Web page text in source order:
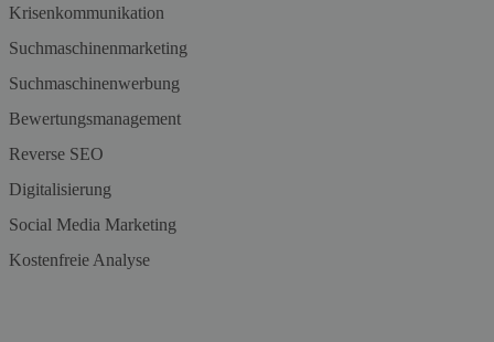
Krisenkommunikation
Suchmaschinenmarketing
Suchmaschinenwerbung
Bewertungsmanagement
Reverse SEO
Digitalisierung
Social Media Marketing
Kostenfreie Analyse